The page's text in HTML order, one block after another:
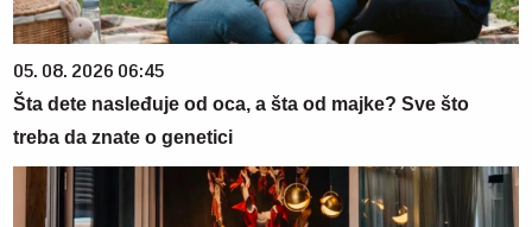
05. 08. 2026 06:45
Šta dete nasleđuje od oca, a šta od majke? Sve što
treba da znate o genetici